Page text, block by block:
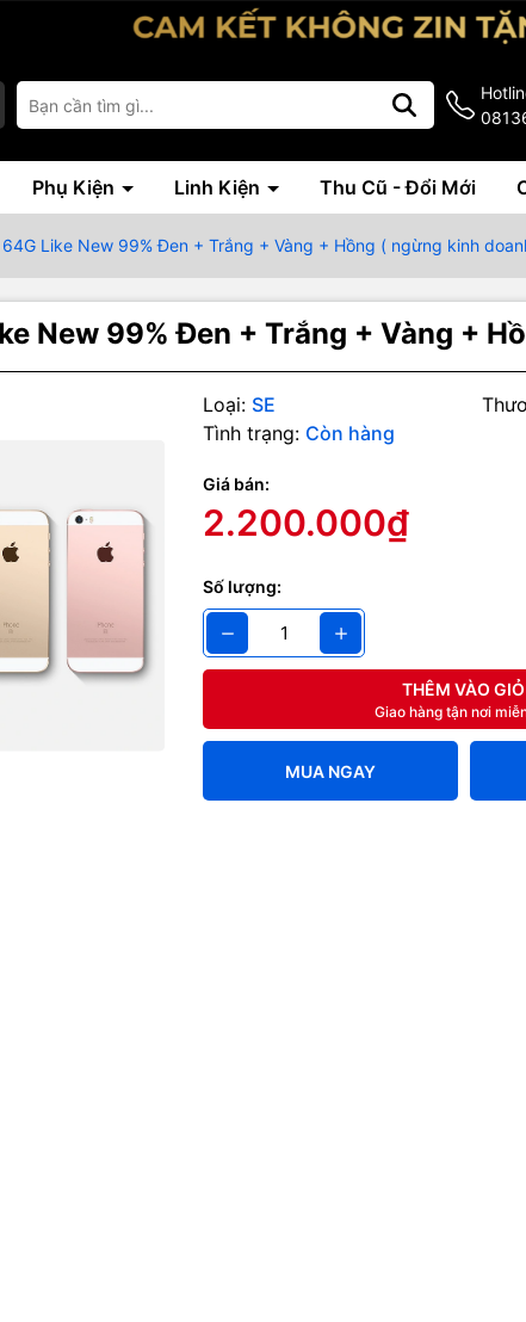
Phụ Kiện Linh Kiện Thu Cũ - Đổi Mới
64G Like New 99% Đen + Trắng + Vàng + Hồng ( ngừng kinh
New 99% Đen + Trắng + Vàng +
Loại: SE
Tình trạng: Còn hàng
Giá bán:
2.200.000₫
Số lượng:
THÊM VÀO GIỎ
Giao hàng tận nơi
MUA NGAY
Thông số kỹ thuật
iPhone SE ra mắt,
USD